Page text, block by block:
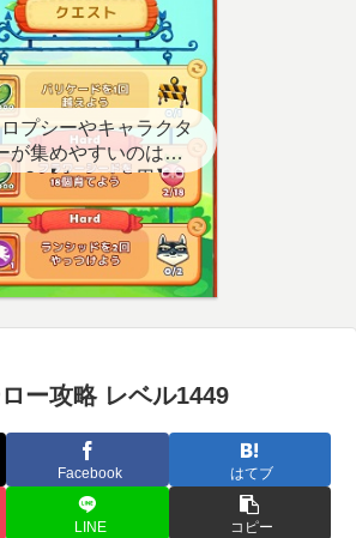
プシーやキャラクタ
が集めやすいのはど
こ？【クエスト用】
ー攻略 レベル1449
Facebook はてブ
LINE コピー